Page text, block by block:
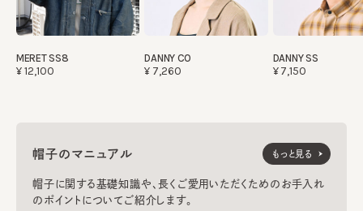
MERET SS8
¥12,100
DANNY CO
¥7,260
DANNY SS
¥7,150
帽子のマニュアル
帽子に関する基礎知識や、長くご愛用いただくためのお手入れ
のポイントについてご紹介します。
もっと見る